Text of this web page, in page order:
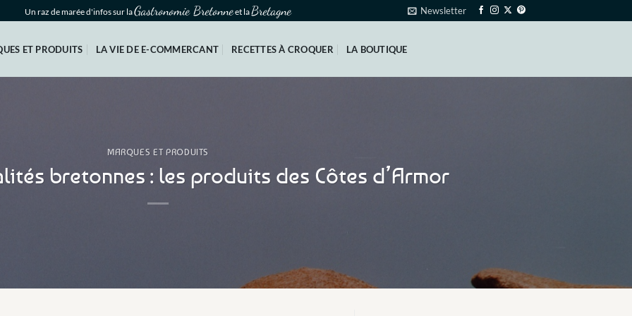
Un raz de marée d'infos sur laGastronomie Bretonneet laBretagne Newsletter
ET PRODUITS LA VIE DE E-COMMERCANT RECETTES À CROQUER LA BOUTIQUE
MARQUES ET PRODUITS
bretonnes : les produits des Côtes d’Armor